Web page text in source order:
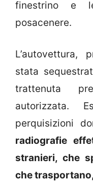
finestrino e
posacenere.
L’autovettura,
stata
trattenuta
autorizzata.
perquisizioni
radiografie
stranieri, che
che